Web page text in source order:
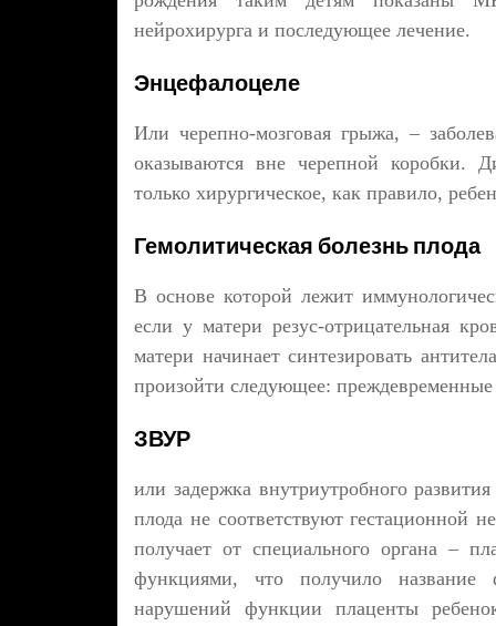
нейрохирурга и последующее лечение.
Энцефалоцеле
Или черепно-мозговая грыжа, –
оказываются вне черепной коробки.
только хирургическое, как правило,
Гемолитическая болезнь плода
В основе которой лежит
если у матери резус-отрицательная
матери начинает синтезировать
произойти следующее:
ЗВУР
или задержка внутриутробного
плода не соответствуют гестационной
получает от специального органа –
функциями, что получило название
нарушений функции плаценты